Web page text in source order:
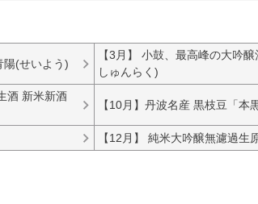
陽(せいよう)
【3月】 小鼓、最高峰の大吟醸
しゅんらく)
酒 新米新酒
【10月】丹波名産 黒枝豆「本黒
【12月】 純米大吟醸無濾過生